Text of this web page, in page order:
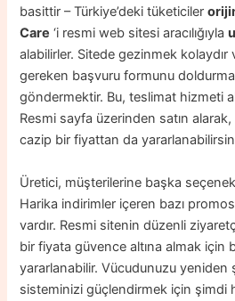
basittir – Türkiye’deki tüketiciler
Care ‘i resmi web sitesi aracılığıyla
alabilirler. Sitede gezinmek kolaydır
gereken başvuru formunu
göndermektir. Bu, teslimat hizmeti
Resmi sayfa üzerinden satın
cazip bir fiyattan da
Üretici, müşterilerine başka
Harika indirimler içeren bazı
vardır. Resmi sitenin düzenli
bir fiyata güvence altına almak için
yararlanabilir. Vücudunuzu yeniden
sisteminizi güçlendirmek için şimdi